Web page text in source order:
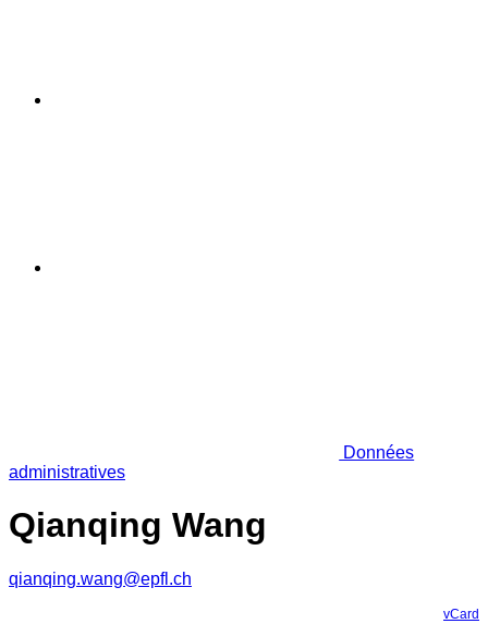
Données
administratives
Qianqing Wang
qianqing.wang@epfl.ch
vCard